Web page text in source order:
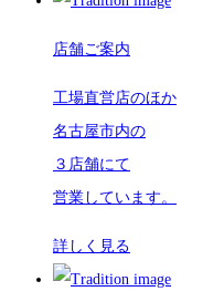
店舗ご案内
工場直営店のほか
名古屋市内の
３店舗にて
営業しています。
詳しく見る